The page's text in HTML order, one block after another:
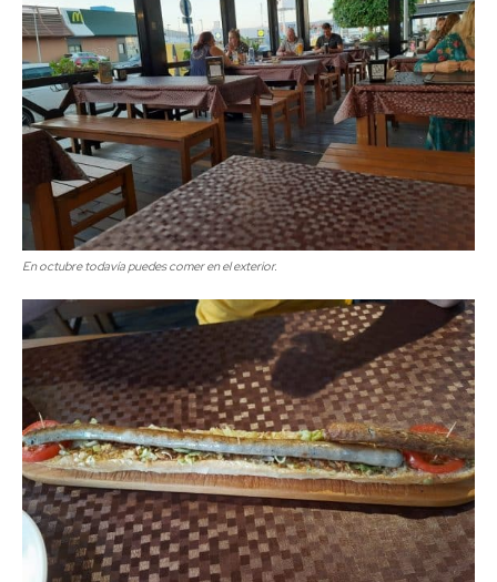
En octubre todavía puedes comer en el exterior.